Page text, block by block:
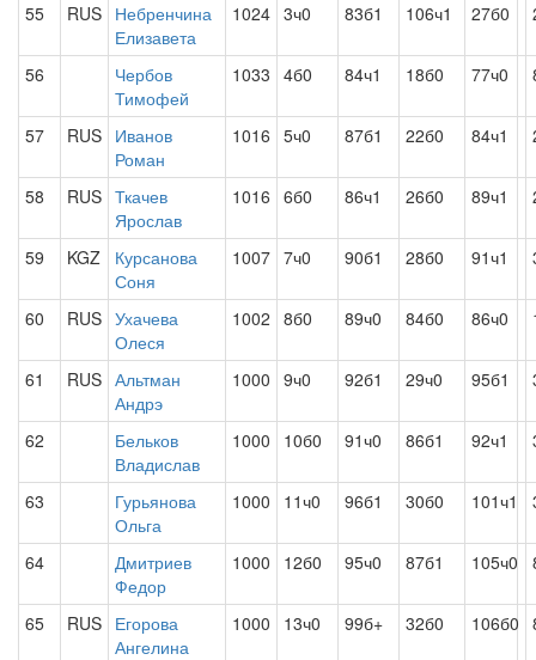
55 RUS Небренчина
Елизавета
1024 3ч0 83б1 106ч1 27б0
56
Чербов
Тимофей
1033 4б0 84ч1 18б0 77ч0
57 RUS Иванов
Роман
1016 5ч0 87б1 22б0 84ч1
58 RUS Ткачев
Ярослав
1016 6б0 86ч1 26б0 89ч1
59 KGZ
Курсанова
Соня
1007 7ч0 90б1 28б0 91ч1
60 RUS Ухачева
Олеся
1002 8б0 89ч0 84б0 86ч0
61 RUS Альтман
Андрэ
1000 9ч0 92б1 29ч0 95б1
62
Бельков
Владислав
1000 10б0 91ч0 86б1 92ч1
63
Гурьянова
Ольга
1000 11ч0 96б1 30б0 101ч1
64
Дмитриев
Федор
1000 12б0 95ч0 87б1 105ч0
65 RUS Егорова
Ангелина
1000 13ч0 99б+ 32б0 106б0